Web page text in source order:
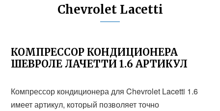
Chevrolet Lacetti
КОМПРЕССОР КОНДИЦИОНЕРА
ШЕВРОЛЕ ЛАЧЕТТИ 1.6 АРТИКУЛ
Компрессор кондиционера для Chevrolet Lacetti 1.6
имеет артикул, который позволяет точно